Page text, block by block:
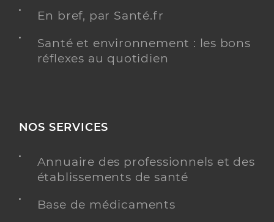
En bref, par Santé.fr
Santé et environnement : les bons
réflexes au quotidien
NOS SERVICES
Annuaire des professionnels et des
établissements de santé
Base de médicaments